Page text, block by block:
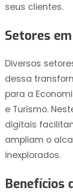
seus clientes.
Setores
Diversos
dessa
para a
e Turismo.
digitais
ampliam o
inexplorados.
Benefícios